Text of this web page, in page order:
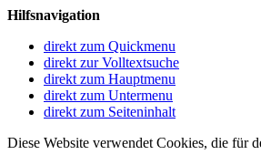
Hilfsnavigation
direkt zum Quickmenu
direkt zur Volltextsuche
direkt zum Hauptmenu
direkt zum Untermenu
direkt zum Seiteninhalt
Diese Website verwendet Cookies, die für